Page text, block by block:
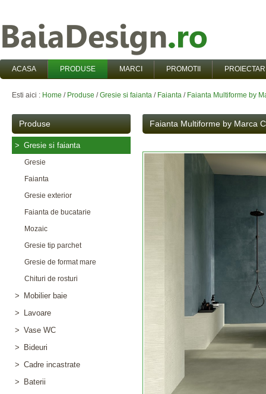
ACASA PRODUSE MARCI PROMOTII
Esti aici : Home / Produse /Gresie si faianta / Faianta / Faianta Multiforme by
Produse
> Gresie si faianta
Gresie
Faianta
Gresie exterior
Faianta de bucatarie
Mozaic
Gresie tip parchet
Gresie de format mare
Chituri de rosturi
>
Mobilier baie
>
Lavoare
> Vase WC
>
Bideuri
> Cadre incastrate
>
Baterii
Faianta Multiforme by Marca